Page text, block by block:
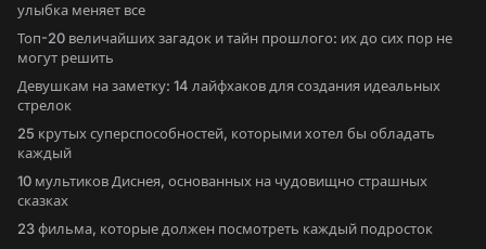
улыбка меняет все
Топ-20 величайших загадок и тайн прошлого: их до сих пор не
могут решить
Девушкам на заметку: 14 лайфхаков для создания идеальных
стрелок
25 крутых суперспособностей, которыми хотел бы обладать
каждый
10 мультиков Диснея, основанных на чудовищно страшных
сказках
23 фильма, которые должен посмотреть каждый подросток